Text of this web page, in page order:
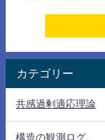
カテゴリー
共感過剰適応理論
構造の観測ログ